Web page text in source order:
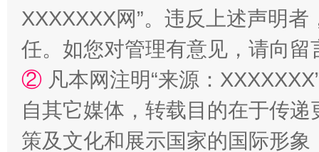
XXXXXXX网”。违反上述声明
任。如您对管理有意见，请向
② 凡本网注明“来源：
自其它媒体，转载目的在于传
策及文化和展示国家的国际形